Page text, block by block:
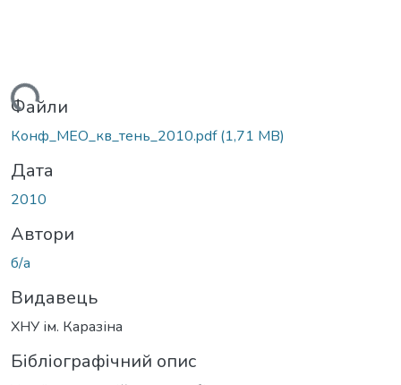
Файли
Конф_МЕО_кв_тень_2010.pdf(1,71 MB)
Дата
2010
Автори
б/а
Видавець
ХНУ ім. Каразіна
Бібліографічний опис